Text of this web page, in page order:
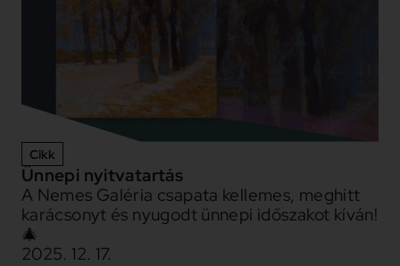
Cikk
Ünnepi nyitvatartás
A Nemes Galéria csapata kellemes, meghitt
karácsonyt és nyugodt ünnepi időszakot kíván!
🎄
2025. 12. 17.